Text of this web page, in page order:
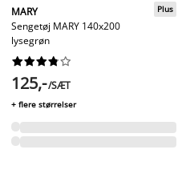
MARY
Sengetøj MARY 140x200
lysegrøn
Plus






125,-/SÆT
+ flere størrelser